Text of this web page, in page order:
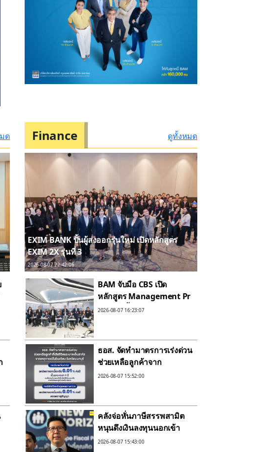
ด Finance ดูทั้งหมด
EXIM BANK ปั้นผู้ส่งออกรุ่นใหม่ เปิดหลักสูตร
EXIM 2X รุ่นที่ 3
2026-08-07 22:42:06
BAM จับมือ CBS เปิด
หลักสูตร Management Pr
ogram ปั้นผู้นำแห่งการ
วิสัยทัศน์” สู่ “การลงมือทำ”
2026-08-07 16:23:07
ธอส. จัดทำมาตรการเร่งด่วน
ช่วยเหลือลูกค้าจาก
เหตุการณ์ในโรงเรียน
เหลือ 0.01% ต่อปี ตลอดอายุ
สัญญา
2026-08-07 15:52:00
คลังจ่อหั่นภาษีสรรพสามิต
หนุนดึงเงินลงทุนนอกเข้า
มาสร้างโรงงานในประเทศ
2026-08-07 15:43:00